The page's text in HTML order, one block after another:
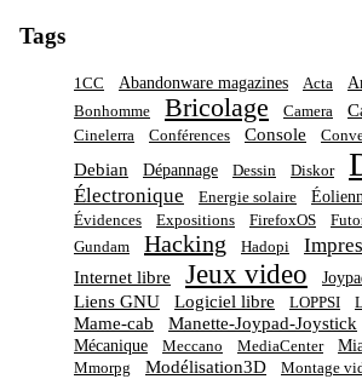
Tags
1CC Abandonware magazines Acta
Bonhomme
Bricolage Camera
Cinelerra
Conférences Console
Debian Dépannage Dessin Diskor
Électronique Energie solaire
Évidences
Expositions FirefoxOS
Gundam
Hacking Hadopi
Internet libre Jeux video
Liens GNU Logiciel libre LOPPSI
Mame-cab Manette-Joypad-Joystick
Mécanique Meccano MediaCenter
Mmorpg Modélisation3D Montage